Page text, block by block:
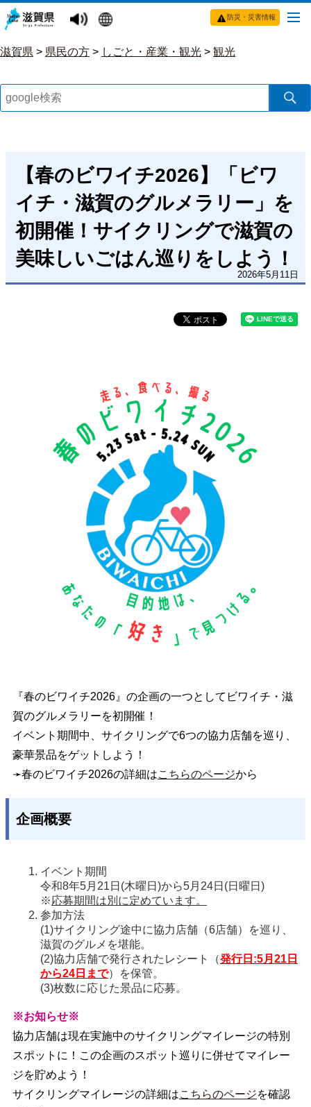
防災・災害情報
滋賀県 > 県民の方 > しごと・産業・観光 > 観光
【春のビワイチ2026】「ビワ
イチ・滋賀のグルメラリー」を
初開催！サイクリングで滋賀の
美味しいごはん巡りをしよう！
2026年5月11日
『春のビワイチ2026』の企画の一つとしてビワイチ・滋
賀のグルメラリーを初開催！
イベント期間中、サイクリングで6つの協力店舗を巡り、
豪華景品をゲットしよう！
➛春のビワイチ2026の詳細はこちらのページから
企画概要
イベント期間
令和8年5月21日(木曜日)から5月24日(日曜日)
※応募期間は別に定めています。
参加方法
(1)サイクリング途中に協力店舗（6店舗）を巡り、
滋賀のグルメを堪能。
(2)協力店舗で発行されたレシート（発行日:5月21日
から24日まで）を保管。
(3)枚数に応じた景品に応募。
※お知らせ※
協力店舗は現在実施中のサイクリングマイレージの特別
スポットに！この企画のスポット巡りに併せてマイレー
ジを貯めよう！
サイクリングマイレージの詳細はこちらのページを確認